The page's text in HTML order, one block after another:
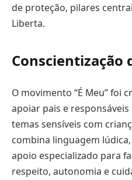
de proteção, pilares
Liberta.
Conscientização
O movimento “É Meu” foi
apoiar pais e
temas sensíveis com
combina linguagem
apoio especializado para
respeito, autonomia e